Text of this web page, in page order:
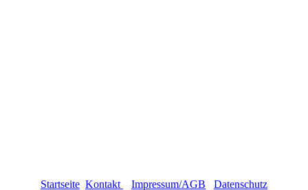
Startseite Kontakt Impressum/AGB Datenschutz